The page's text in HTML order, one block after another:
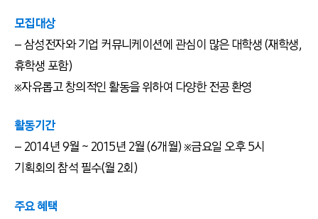
모집대상
– 삼성전자와 기업 커뮤니케이션에 관심이 많은 대학생 (재학생,
휴학생 포함)
※자유롭고 창의적인 활동을 위하여 다양한 전공 환영
활동기간
– 2014년 9월 ~ 2015년 2월 (6개월) ※금요일 오후 5시
기획회의 참석 필수(월 2회)
주요 혜택